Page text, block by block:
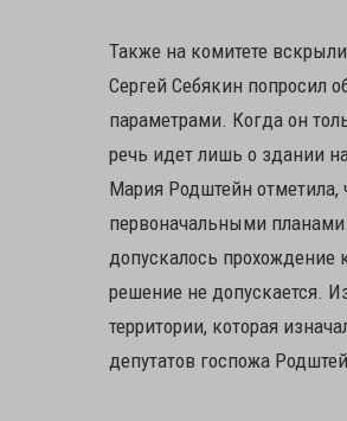
Также на комитете
Сергей Себякин попросил
параметрами. Когда он
речь идет лишь о здании
Мария Родштейн
первоначальными
допускалось прохождение
решение не допускается.
территории, которая
депутатов госпожа